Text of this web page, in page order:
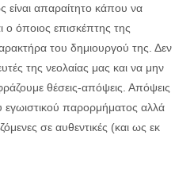
είναι απαραίτητο κάπου να
ο όποιος επισκέπτης της
του δημιουργού της. Δεν
της νεολαίας μας και να μην
θέσεις-απόψεις. Απόψεις
παρορμήματος αλλά
σε αυθεντικές (και ως εκ